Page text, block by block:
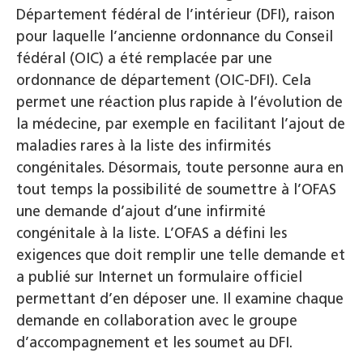
Département fédéral de l’intérieur (DFI), raison
pour laquelle l’ancienne ordonnance du Conseil
fédéral (OIC) a été remplacée par une
ordonnance de département (OIC-DFI). Cela
permet une réaction plus rapide à l’évolution de
la médecine, par exemple en facilitant l’ajout de
maladies rares à la liste des infirmités
congénitales. Désormais, toute personne aura en
tout temps la possibilité de soumettre à l’OFAS
une demande d’ajout d’une infirmité
congénitale à la liste. L’OFAS a défini les
exigences que doit remplir une telle demande et
a publié sur Internet un formulaire officiel
permettant d’en déposer une. Il examine chaque
demande en collaboration avec le groupe
d’accompagnement et les soumet au DFI.